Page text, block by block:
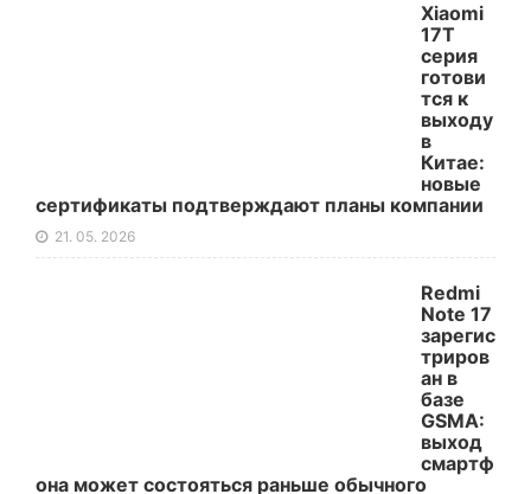
Xiaomi
17T
серия
готови
тся к
выходу
в
Китае:
новые
сертификаты подтверждают планы компании
21. 05. 2026
Redmi
Note 17
зарегис
триров
ан в
базе
GSMA:
выход
смартф
она может состояться раньше обычного